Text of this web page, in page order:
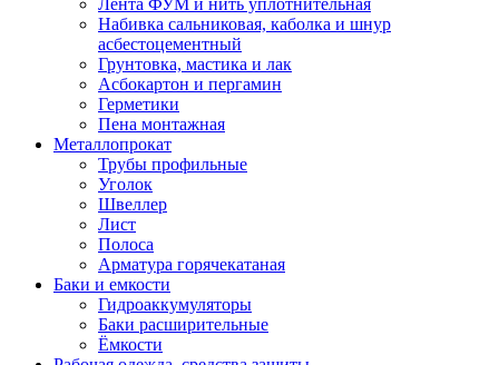
Лента ФУМ и нить уплотнительная
Набивка сальниковая, каболка и шнур
асбестоцементный
Грунтовка, мастика и лак
Асбокартон и пергамин
Герметики
Пена монтажная
Металлопрокат
Трубы профильные
Уголок
Швеллер
Лист
Полоса
Арматура горячекатаная
Баки и емкости
Гидроаккумуляторы
Баки расширительные
Ёмкости